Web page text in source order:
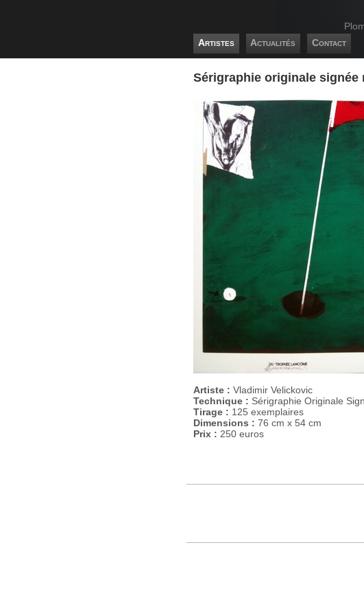
Sérigraphie originale signée
Artiste : Vladimir Velickovic
Technique : Sérigraphie Originale
Tirage : 125 exemplaires
Dimensions : 76 cm x 54 cm
Prix : 250 euros
Artistes
Actualités Contact